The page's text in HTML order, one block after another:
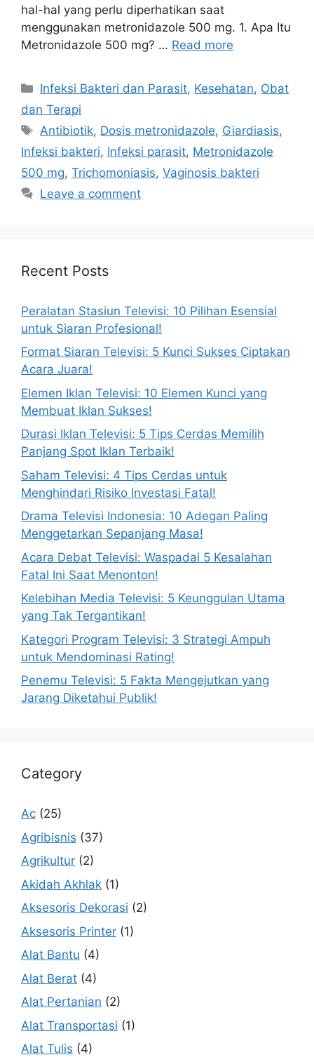
hal-hal yang perlu diperhatikan saat
menggunakan metronidazole 500 mg. 1. Apa Itu
Metronidazole 500 mg? … Read more
Categories
Infeksi Bakteri dan Parasit, Kesehatan, Obat
dan Terapi
Tags
Antibiotik, Dosis metronidazole, Giardiasis,
Infeksi bakteri, Infeksi parasit, Metronidazole
500 mg, Trichomoniasis, Vaginosis bakteri
Leave a comment
Recent Posts
Peralatan Stasiun Televisi: 10 Pilihan Esensial
untuk Siaran Profesional!
Format Siaran Televisi: 5 Kunci Sukses Ciptakan
Acara Juara!
Elemen Iklan Televisi: 10 Elemen Kunci yang
Membuat Iklan Sukses!
Durasi Iklan Televisi: 5 Tips Cerdas Memilih
Panjang Spot Iklan Terbaik!
Saham Televisi: 4 Tips Cerdas untuk
Menghindari Risiko Investasi Fatal!
Drama Televisi Indonesia: 10 Adegan Paling
Menggetarkan Sepanjang Masa!
Acara Debat Televisi: Waspadai 5 Kesalahan
Fatal Ini Saat Menonton!
Kelebihan Media Televisi: 5 Keunggulan Utama
yang Tak Tergantikan!
Kategori Program Televisi: 3 Strategi Ampuh
untuk Mendominasi Rating!
Penemu Televisi: 5 Fakta Mengejutkan yang
Jarang Diketahui Publik!
Category
Ac (25)
Agribisnis (37)
Agrikultur (2)
Akidah Akhlak (1)
Aksesoris Dekorasi (2)
Aksesoris Printer (1)
Alat Bantu (4)
Alat Berat (4)
Alat Pertanian (2)
Alat Transportasi (1)
Alat Tulis (4)